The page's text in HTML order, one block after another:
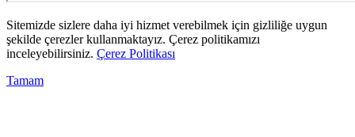
Sitemizde sizlere daha iyi hizmet verebilmek için gizliliğe uygun
şekilde çerezler kullanmaktayız. Çerez politikamızı
inceleyebilirsiniz. Çerez Politikası
Tamam